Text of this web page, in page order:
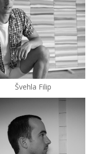
Švehla Filip